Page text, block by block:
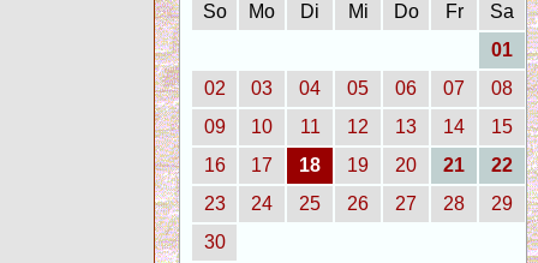
So
Mo Di Mi Do Fr
Sa
01
02
03 04 05 06 07
08
09
10 11 12 13 14
15
16
17 18 19 20 21
22
23
24 25 26 27 28
29
30